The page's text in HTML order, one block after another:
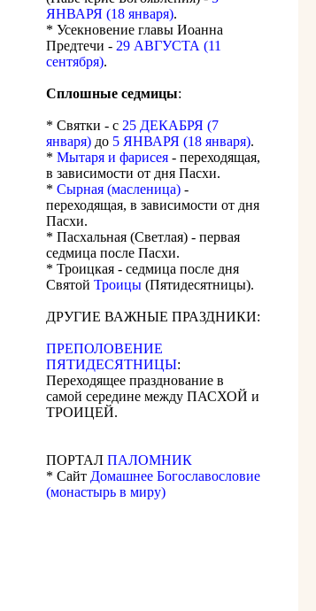
ЯНВАРЯ (18 января).
* Усекновение главы Иоанна
Предтечи - 29 АВГУСТА (11
сентября).
Сплошные седмицы:
* Святки - с 25 ДЕКАБРЯ (7
января) до 5 ЯНВАРЯ (18 января).
* Мытаря и фарисея - переходящая,
в зависимости от дня Пасхи.
* Сырная (масленица) -
переходящая, в зависимости от дня
Пасхи.
* Пасхальная (Светлая) - первая
седмица после Пасхи.
* Троицкая - седмица после дня
Святой Троицы (Пятидесятницы).
ДРУГИЕ ВАЖНЫЕ ПРАЗДНИКИ:
ПРЕПОЛОВЕНИЕ
ПЯТИДЕСЯТНИЦЫ:
Переходящее празднование в
самой середине между ПАСХОЙ и
ТРОИЦЕЙ.
ПОРТАЛ ПАЛОМНИК
* Сайт Домашнее Богославословие
(монастырь в миру)